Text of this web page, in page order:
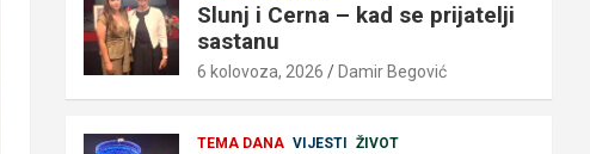
Slunj i Cerna – kad se prijatelji
sastanu
6 kolovoza, 2026 Damir Begović
TEMA DANA VIJESTI ŽIVOT